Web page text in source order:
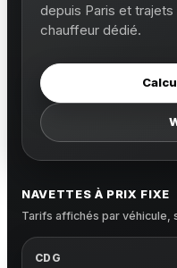
depuis Paris et
chauffeur dédié.
NAVETTES À PRIX FIXE
Tarifs affichés par véhicule,
CDG